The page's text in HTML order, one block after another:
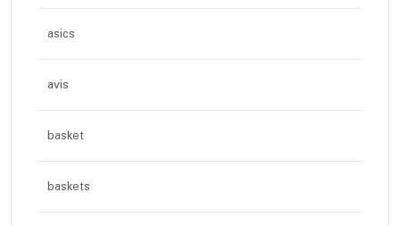
asics
avis
basket
baskets